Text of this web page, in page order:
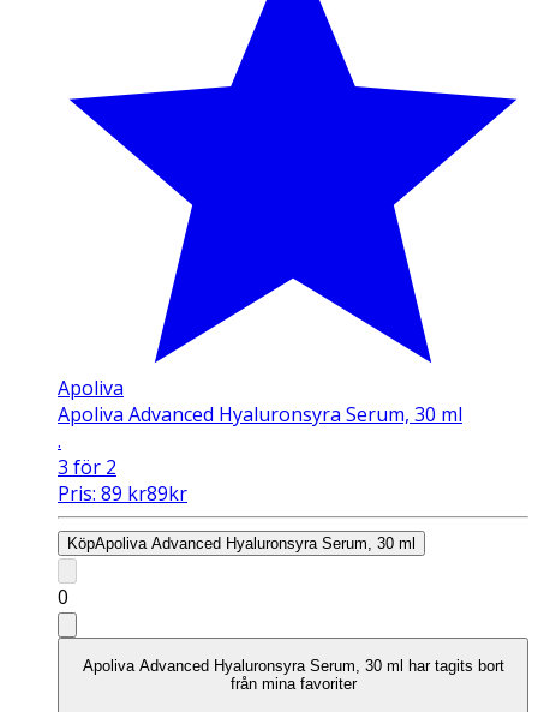
Apoliva
Apoliva Advanced Hyaluronsyra Serum, 30 ml
.
3 för 2
Pris: 89 kr89kr
KöpApoliva Advanced Hyaluronsyra Serum, 30 ml
0
Apoliva Advanced Hyaluronsyra Serum, 30 ml har tagits bort
från mina favoriter